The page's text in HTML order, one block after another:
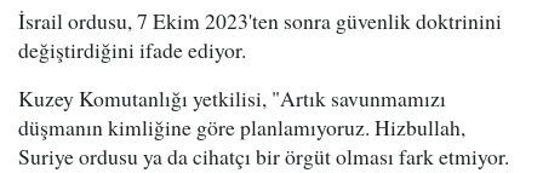
İsrail ordusu, 7 Ekim 2023'ten sonra güvenlik doktrinini
değiştirdiğini ifade ediyor.
Kuzey Komutanlığı yetkilisi, "Artık savunmamızı
düşmanın kimliğine göre planlamıyoruz. Hizbullah,
Suriye ordusu ya da cihatçı bir örgüt olması fark etmiyor.